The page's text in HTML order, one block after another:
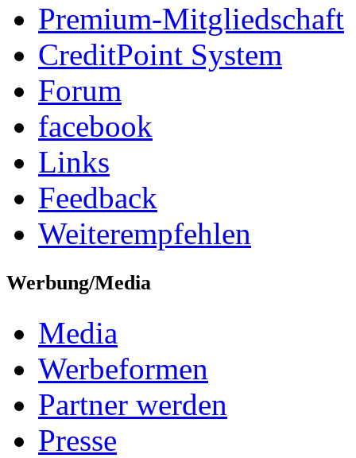
Premium-Mitgliedschaft
CreditPoint System
Forum
facebook
Links
Feedback
Weiterempfehlen
Werbung/Media
Media
Werbeformen
Partner werden
Presse